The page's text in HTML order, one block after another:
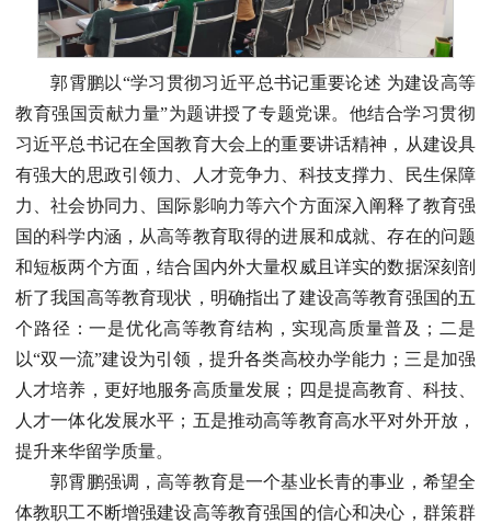
郭霄鹏以“学习贯彻习近平总书记重要论述 为建设高等
教育强国贡献力量”为题讲授了专题党课。他结合学习贯彻
习近平总书记在全国教育大会上的重要讲话精神，从建设具
有强大的思政引领力、人才竞争力、科技支撑力、民生保障
力、社会协同力、国际影响力等六个方面深入阐释了教育强
国的科学内涵，从高等教育取得的进展和成就、存在的问题
和短板两个方面，结合国内外大量权威且详实的数据深刻剖
析了我国高等教育现状，明确指出了建设高等教育强国的五
个路径：一是优化高等教育结构，实现高质量普及；二是
以“双一流”建设为引领，提升各类高校办学能力；三是加强
人才培养，更好地服务高质量发展；四是提高教育、科技、
人才一体化发展水平；五是推动高等教育高水平对外开放，
提升来华留学质量。
郭霄鹏强调，高等教育是一个基业长青的事业，希望全
体教职工不断增强建设高等教育强国的信心和决心，群策群